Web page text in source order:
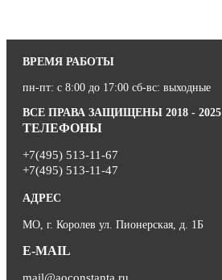
ВРЕМЯ РАБОТЫ
пн-пт: с 8:00 до 17:00 сб-вс: выходные
ВСЕ ПРАВА ЗАЩИЩЕНЫ 2018 - 2025
ТЕЛЕФОНЫ
+7(495) 513-11-67
+7(495) 513-11-47
АДРЕС
МО, г. Королев ул. Пионерская, д. 1Б
E-MAIL
mail@aoconstanta.ru